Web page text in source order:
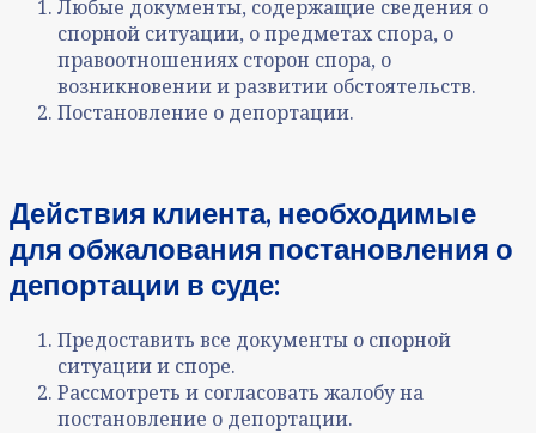
Любые документы, содержащие сведения о
спорной ситуации, о предметах спора, о
правоотношениях сторон спора, о
возникновении и развитии обстоятельств.
Постановление о депортации.
Действия клиента, необходимые
для обжалования постановления о
депортации в суде:
Предоставить все документы о спорной
ситуации и споре.
Рассмотреть и согласовать жалобу на
постановление о депортации.